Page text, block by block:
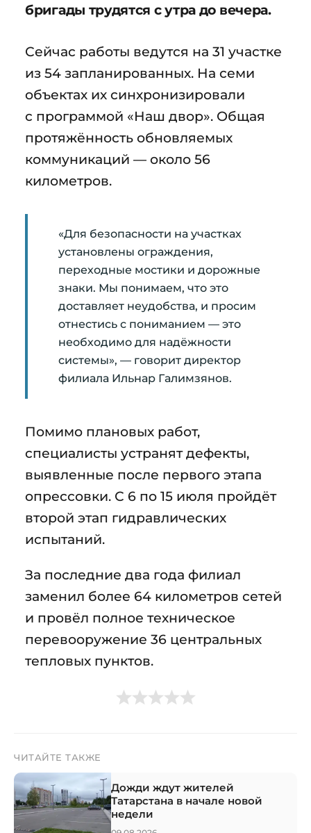
бригады трудятся с утра до вечера.
Сейчас работы ведутся на 31 участке
из 54 запланированных. На семи
объектах их синхронизировали
с программой «Наш двор». Общая
протяжённость обновляемых
коммуникаций — около 56
километров.
«Для безопасности на участках
установлены ограждения,
переходные мостики и дорожные
знаки. Мы понимаем, что это
доставляет неудобства, и просим
отнестись с пониманием — это
необходимо для надёжности
системы», — говорит директор
филиала Ильнар Галимзянов.
Помимо плановых работ,
специалисты устранят дефекты,
выявленные после первого этапа
опрессовки. С 6 по 15 июля пройдёт
второй этап гидравлических
испытаний.
За последние два года филиал
заменил более 64 километров сетей
и провёл полное техническое
перевооружение 36 центральных
тепловых пунктов.
ЧИТАЙТЕ ТАКЖЕ
Дожди ждут жителей
Татарстана в начале новой
недели